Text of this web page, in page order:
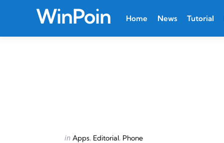
WinPoin Home News Tutorial
Categories
Posted
in Apps Editorial Phone